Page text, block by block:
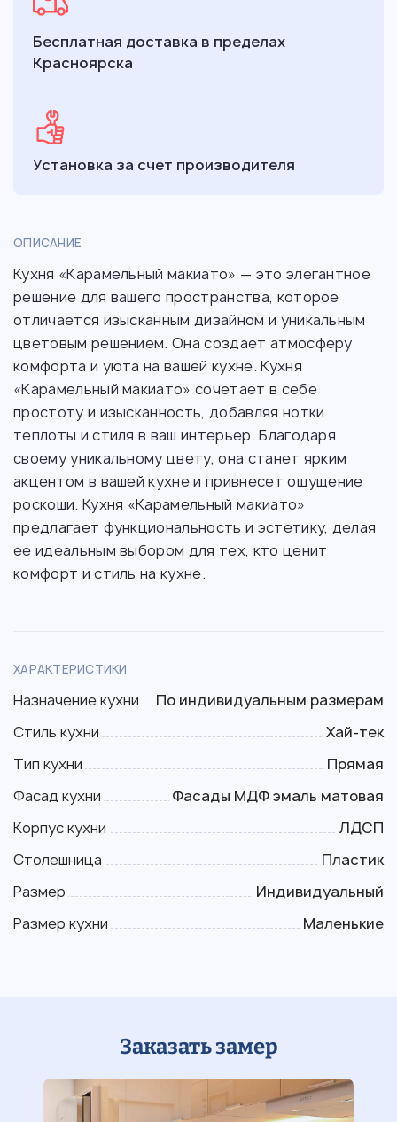
Бесплатная доставка в пределах
Красноярска
Установка за счет производителя
ОПИСАНИЕ
Кухня «Карамельный макиато» — это элегантное
решение для вашего пространства, которое
отличается изысканным дизайном и уникальным
цветовым решением. Она создает атмосферу
комфорта и уюта на вашей кухне. Кухня
«Карамельный макиато» сочетает в себе
простоту и изысканность, добавляя нотки
теплоты и стиля в ваш интерьер. Благодаря
своему уникальному цвету, она станет ярким
акцентом в вашей кухне и привнесет ощущение
роскоши. Кухня «Карамельный макиато»
предлагает функциональность и эстетику, делая
ее идеальным выбором для тех, кто ценит
комфорт и стиль на кухне.
ХАРАКТЕРИСТИКИ
Назначение кухни
По индивидуальным размерам
Стиль кухни
Хай-тек
Тип кухни
Прямая
Фасад кухни
Фасады МДФ эмаль матовая
Корпус кухни
ЛДСП
Столешница
Пластик
Размер
Индивидуальный
Размер кухни
Маленькие
Заказать замер